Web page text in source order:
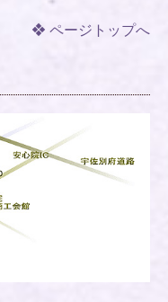
❖ ページトップへ